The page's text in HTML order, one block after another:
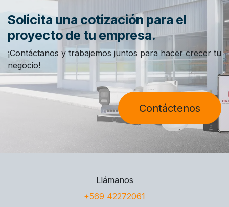
Solicita una cotización para el
proyecto de tu empresa.
¡Contáctanos y trabajemos juntos para hacer crecer tu
negocio!
Contáctenos
Llámanos
+569 42272061